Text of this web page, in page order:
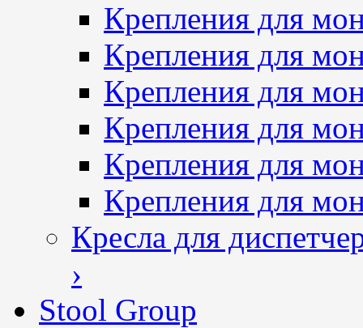
Крепления для
Крепления для
Крепления для
Крепления для
Крепления для
Крепления для
Кресла для
›
Stool Group